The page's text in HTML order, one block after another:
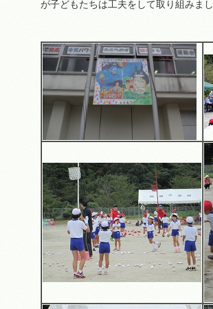
が子どもたちは工夫をして取り組みま